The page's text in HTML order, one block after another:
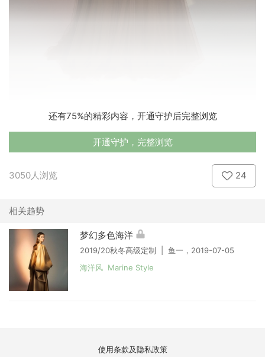
还有75%的精彩内容，开通守护后完整浏览
开通守护，完整浏览
3050人浏览 24
相关趋势
梦幻多色海洋
2019/20秋冬高级定制 | 鱼一，2019-07-05
海洋风 Marine Style
使用条款及隐私政策